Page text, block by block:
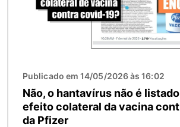
Publicado em 14/05/2026 às 16:02
Não, o hantavírus não é
efeito colateral da vacina
da Pfizer